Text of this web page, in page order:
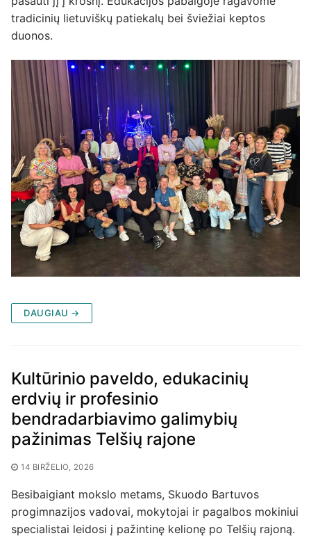
tradicinių lietuviškų patiekalų bei šviežiai keptos
duonos.
DAUGIAU →
Kultūrinio paveldo, edukacinių
erdvių ir profesinio
bendradarbiavimo galimybių
pažinimas Telšių rajone
14 BIRŽELIO, 2026
Besibaigiant mokslo metams, Skuodo Bartuvos
progimnazijos vadovai, mokytojai ir pagalbos mokiniui
specialistai leidosi į pažintinę kelionę po Telšių rajoną.